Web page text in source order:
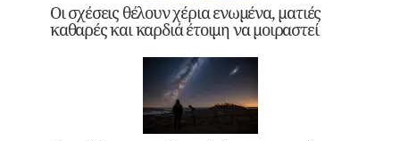
Οι σχέσεις θέλουν χέρια ενωμένα, ματιές
καθαρές και καρδιά έτοιμη να μοιραστεί